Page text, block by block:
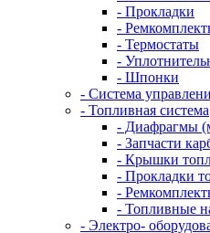
- Прокладки
-
- Термостаты
-
- Шпонки
- Система
- Топливная система
- Диафрагмы
- Запчасти
- Крышки
- Прокладки
-
- Топливные
- Электро-